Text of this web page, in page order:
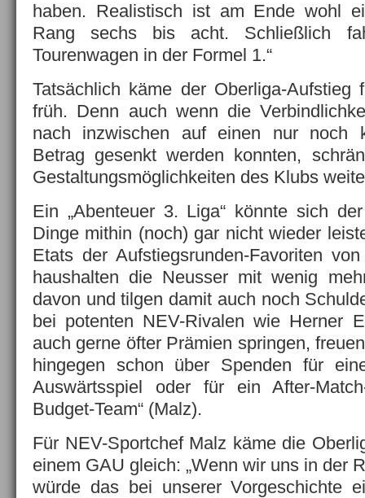
haben. Realistisch ist am Ende wohl
Rang sechs bis acht. Schließlich
Tourenwagen in der Formel 1.“
Tatsächlich käme der Oberliga-
früh. Denn auch wenn die
nach inzwischen auf einen nur noch
Betrag gesenkt werden konnten,
Gestaltungsmöglichkeiten des Klubs
Ein „Abenteuer 3. Liga“ könnte sich
Dinge mithin (noch) gar nicht wieder
Etats der Aufstiegsrunden-Favoriten
haushalten die Neusser mit wenig
davon und tilgen damit auch noch
bei potenten NEV-Rivalen wie Herner
auch gerne öfter Prämien springen,
hingegen schon über Spenden für
Auswärtsspiel oder für ein After-
Budget-Team“ (Malz).
Für NEV-Sportchef Malz käme die
einem GAU gleich: „Wenn wir uns in der
würde das bei unserer Vorgeschichte